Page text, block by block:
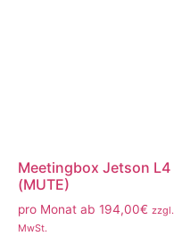
Meetingbox Jetson L4
(MUTE)
pro Monat ab 194,00€ zzgl.
MwSt.